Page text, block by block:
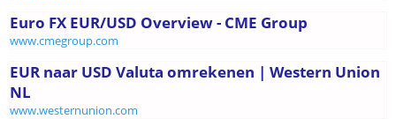
Euro FX EUR/USD Overview - CME Group
www.cmegroup.com
EUR naar USD Valuta omrekenen | Western Union
NL
www.westernunion.com